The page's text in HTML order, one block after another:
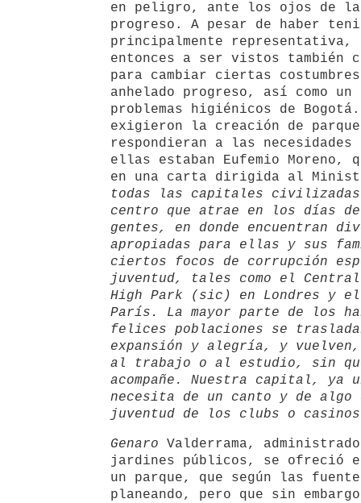
en peligro, ante los ojos de
progreso. A pesar de haber
principalmente representativa,
entonces a ser vistos también
para cambiar ciertas
anhelado progreso, así como
problemas higiénicos de
exigieron la creación de
respondieran a las
ellas estaban Eufemio Moreno,
en una carta dirigida al
todas las capitales civilizadas
centro que atrae en los días
gentes, en donde encuentran
apropiadas para ellas y sus
ciertos focos de corrupción
juventud, tales como el
High Park (sic) en Londres y el
París. La mayor parte de los
felices poblaciones se
expansión y alegría, y vuelven,
al trabajo o al estudio, sin
acompañe. Nuestra capital, ya
necesita de un canto y de algo
juventud de los clubs o
Genaro Valderrama,
jardines públicos, se ofreció
un parque, que según las
planeando, pero que sin